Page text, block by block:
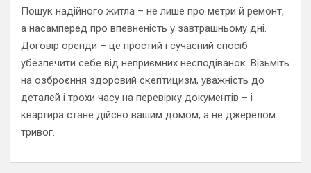
Пошук надійного житла – не лише про метри й ремонт,
а насамперед про впевненість у завтрашньому дні.
Договір оренди – це простий і сучасний спосіб
убезпечити себе від неприємних несподіванок. Візьміть
на озброєння здоровий скептицизм, уважність до
деталей і трохи часу на перевірку документів – і
квартира стане дійсно вашим домом, а не джерелом
тривог.